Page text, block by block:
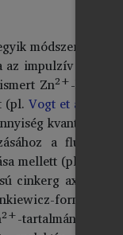
módszerét az
impulzív
Zn2+-hatás/
(pl. Vogt et al., 2000
kvantitatív
a
mellett (pl.
cinkerg axonok
formula (
2+-tartalmának kb. 1/